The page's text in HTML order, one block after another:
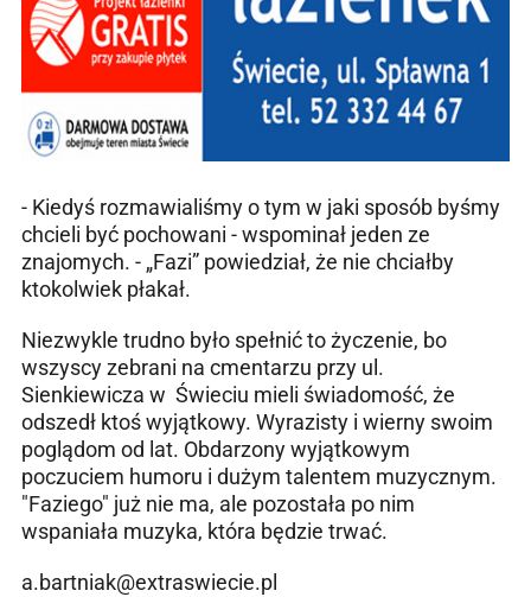
- Kiedyś rozmawialiśmy o tym w jaki sposób byśmy
chcieli być pochowani - wspominał jeden ze
znajomych. - „Fazi” powiedział, że nie chciałby
ktokolwiek płakał.
Niezwykle trudno było spełnić to życzenie, bo
wszyscy zebrani na cmentarzu przy ul.
Sienkiewicza w Świeciu mieli świadomość, że
odszedł ktoś wyjątkowy. Wyrazisty i wierny swoim
poglądom od lat. Obdarzony wyjątkowym
poczuciem humoru i dużym talentem muzycznym.
"Faziego" już nie ma, ale pozostała po nim
wspaniała muzyka, która będzie trwać.
a.bartniak@extraswiecie.pl